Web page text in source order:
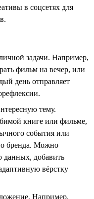
в соцсетях для
задачи. Например,
фильм на вечер, или
день отправляет
тему.
книге или фильме,
события или
бренда. Можно
данных, добавить
вёрстку
Например,